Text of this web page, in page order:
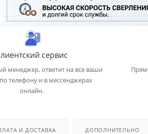
сервис
менеджер, ответит на все ваши
телефону и в мессенджерах
онлайн.
И ДОСТАВКА ДОПОЛНИТЕЛЬНО